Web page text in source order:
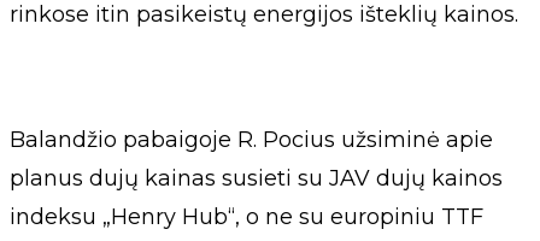
rinkose itin pasikeistų energijos išteklių kainos.
Balandžio pabaigoje R. Pocius užsiminė apie
planus dujų kainas susieti su JAV dujų kainos
indeksu „Henry Hub“, o ne su europiniu TTF